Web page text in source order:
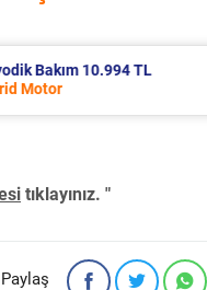
Bakım 10.267 TL
D4 Motor
tıklayınız. "
Paylaş